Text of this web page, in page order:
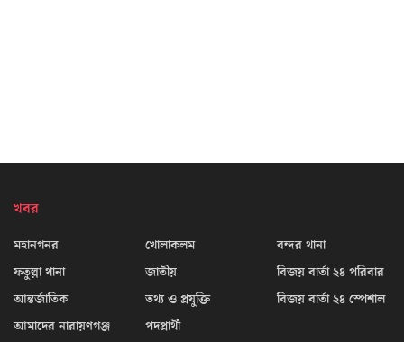
খবর
মহানগনর
ফতুল্লা থানা
আন্তর্জাতিক
আমাদের নারায়ণগঞ্জ
খোলাকলম
জাতীয়
তথ্য ও প্রযুক্তি
পদপ্রার্থী
বন্দর থানা
বিজয় বার্তা ২৪ পরিবার
বিজয় বার্তা ২৪ স্পেশাল